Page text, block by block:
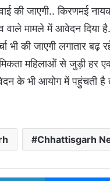
की जाएगी.. किरणमई
वाले मामले में आवेदन दिया
की जाएगी लगातार बढ़
महिलाओं से जुड़ी
के भी आयोग में पहुंचती
Chhattisgarh
LinkedIn